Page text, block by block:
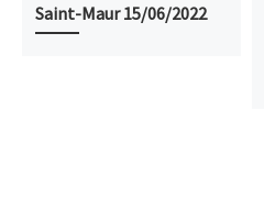
Saint-Maur 15/06/2022